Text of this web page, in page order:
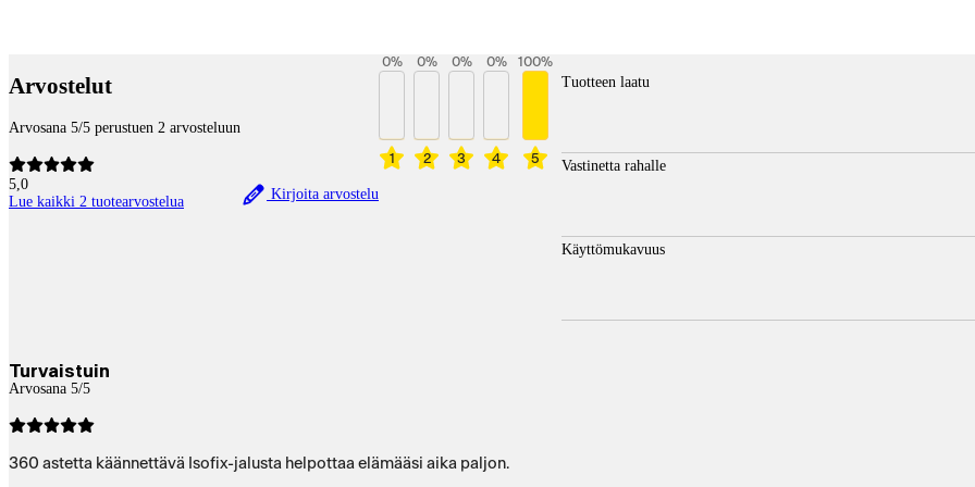
Arvostelut
Arvosana 5/5 perustuen 2 arvosteluun
5,0
Lue kaikki 2 tuotearvostelua
Kirjoita arvostelu
1
0%
2
0%
3
0%
4
0%
5
100%
Tuotteen laatu
Vastinetta rahalle
Käyttömukavuus
Turvaistuin
Arvosana 5/5
360 astetta käännettävä Isofix-jalusta helpottaa elämääsi aika paljon.